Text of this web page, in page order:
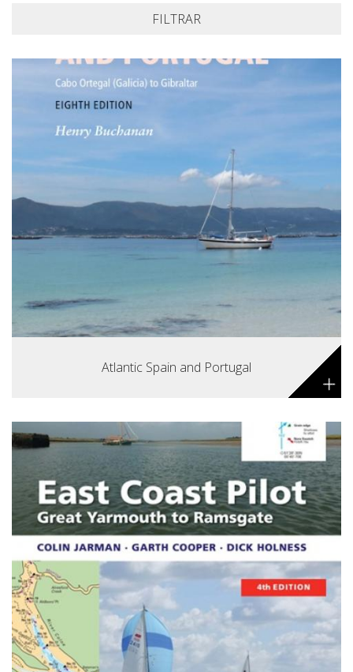
FILTRAR
Atlantic Spain and Portugal +